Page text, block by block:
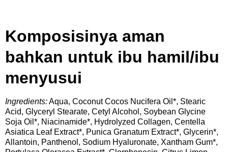
Komposisinya aman
bahkan untuk ibu hamil/ibu
menyusui
Ingredients:Aqua, Coconut Cocos Nucifera Oil*, Stearic
Acid, Glyceryl Stearate, Cetyl Alcohol, Soybean Glycine
Soja Oil*, Niacinamide*, Hydrolyzed Collagen, Centella
Asiatica Leaf Extract*, Punica Granatum Extract*, Glycerin*,
Allantoin, Panthenol, Sodium Hyaluronate, Xantham Gum*,